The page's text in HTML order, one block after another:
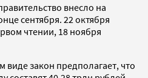
внесло на
сентября. 22 октября
чтении, 18 ноября
закон предполагает, что